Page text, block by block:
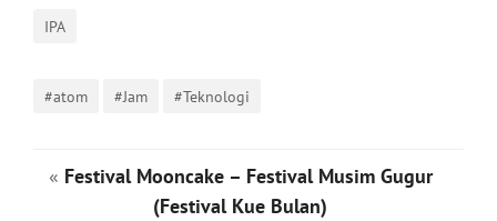
IPA
#atom #Jam #Teknologi
« Festival Mooncake – Festival Musim Gugur
(Festival Kue Bulan)